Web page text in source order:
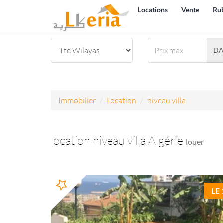
Locations Vente
DA
Immobilier Location niveau villa
location niveau villa Algérie louer
LE